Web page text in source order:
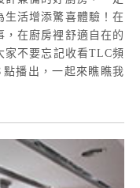
生活增添驚喜體驗！在
在廚房裡舒適自在的
家不要忘記收看TLC頻
播出，一起來瞧瞧我